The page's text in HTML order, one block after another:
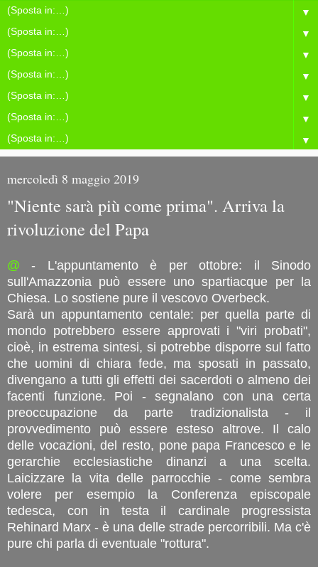
▼
▼
▼
▼
▼
▼
▼
mercoledì 8 maggio 2019
"Niente sarà più come prima". Arriva la
rivoluzione del Papa
@ - L'appuntamento è per ottobre: il Sinodo
sull'Amazzonia può essere uno spartiacque per la
Chiesa. Lo sostiene pure il vescovo Overbeck.
Sarà un appuntamento centale: per quella parte di
mondo potrebbero essere approvati i "viri probati",
cioè, in estrema sintesi, si potrebbe disporre sul fatto
che uomini di chiara fede, ma sposati in passato,
divengano a tutti gli effetti dei sacerdoti o almeno dei
facenti funzione. Poi - segnalano con una certa
preoccupazione da parte tradizionalista - il
provvedimento può essere esteso altrove. Il calo
delle vocazioni, del resto, pone papa Francesco e le
gerarchie ecclesiastiche dinanzi a una scelta.
Laicizzare la vita delle parrocchie - come sembra
volere per esempio la Conferenza episcopale
tedesca, con in testa il cardinale progressista
Rehinard Marx - è una delle strade percorribili. Ma c'è
pure chi parla di eventuale "rottura".